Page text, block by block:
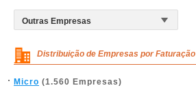
Distribuição de Empresas por Faturação
Micro (1.560 Empresas)